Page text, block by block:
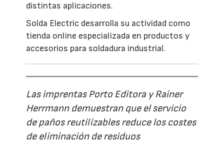
distintas aplicaciones.
Solda Electric desarrolla su actividad como
tienda online especializada en productos y
accesorios para soldadura industrial.
Las imprentas Porto Editora y Rainer
Herrmann demuestran que el servicio
de paños reutilizables reduce los costes
de eliminación de residuos